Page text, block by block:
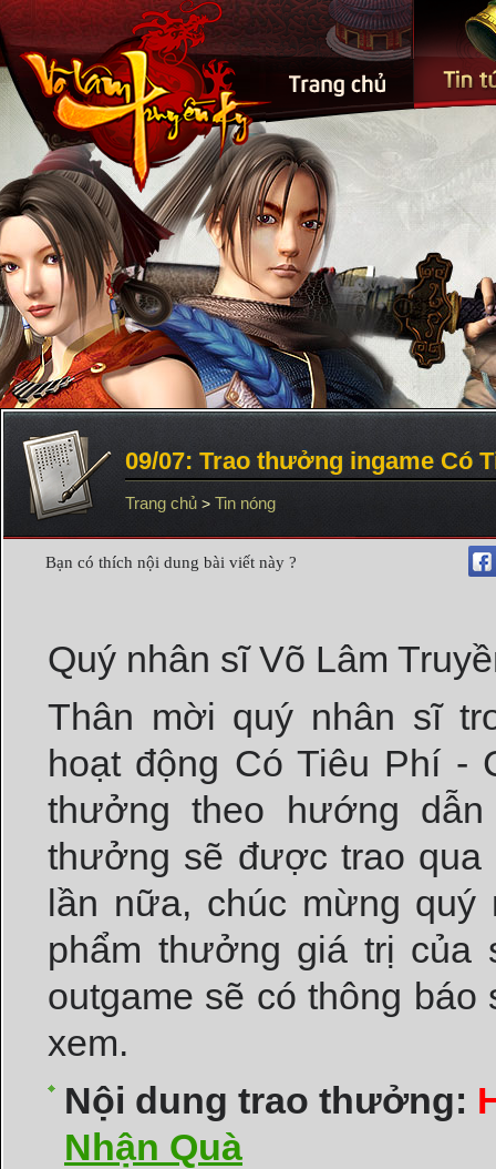
09/07: Trao thưởng ingame Có
Trang chủ > Tin nóng
Bạn có thích nội dung bài viết này ?
Quý nhân sĩ Võ Lâm
Thân mời quý nhân sĩ
hoạt động Có Tiêu Phí -
thưởng theo hướng
thưởng sẽ được trao qua
lần nữa, chúc mừng
phẩm thưởng giá trị của
outgame sẽ có thông
xem.
Nội dung trao thưởng:
Nhận Quà